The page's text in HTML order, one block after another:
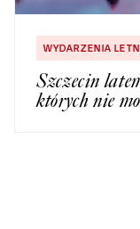
WYDARZENIA
Szczecin
których nie